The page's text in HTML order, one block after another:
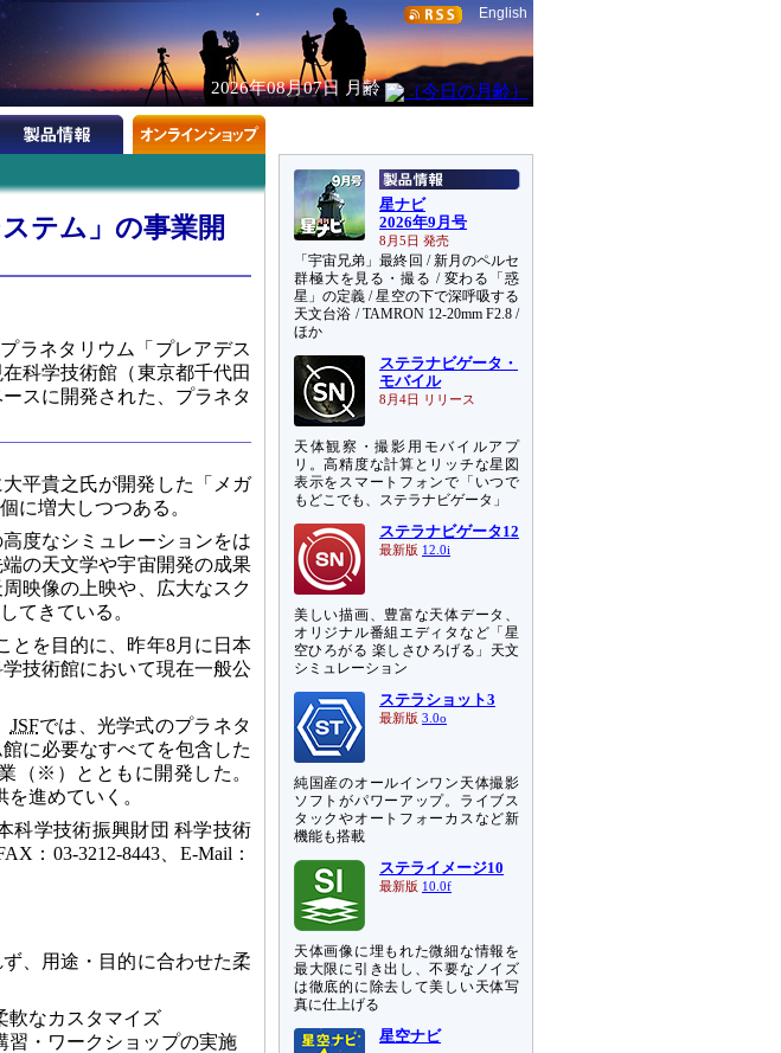
English
2026年08月07日 月齢
テム」の事業開
ラネタリウム「プレアデス
科学技術館（東京都千代田
スに開発された、プラネタ
平貴之氏が開発した「メガ
に増大しつつある。
度なシミュレーションをは
の天文学や宇宙開発の成果
映像の上映や、広大なスク
てきている。
とを目的に、昨年8月に日本
技術館において現在一般公
JSFでは、光学式のプラネタ
に必要なすべてを包含した
（※）とともに開発した。
進めていく。
科学技術振興財団 科学技術
：03-3212-8443、E-Mail：
、用途・目的に合わせた柔
軟なカスタマイズ
習・ワークショップの実施
星ナビ
2026年9月号
8月5日 発売
「宇宙兄弟」最終回 / 新月のペルセ
群極大を見る・撮る / 変わる「惑
星」の定義 / 星空の下で深呼吸する
天文台浴 / TAMRON 12-20mm F2.8 /
ほか
ステラナビゲータ・
モバイル
8月4日 リリース
天体観察・撮影用モバイルアプ
リ。高精度な計算とリッチな星図
表示をスマートフォンで「いつで
もどこでも、ステラナビゲータ」
ステラナビゲータ12
最新版 12.0i
美しい描画、豊富な天体データ、
オリジナル番組エディタなど「星
空ひろがる 楽しさひろげる」天文
シミュレーション
ステラショット3
最新版 3.0o
純国産のオールインワン天体撮影
ソフトがパワーアップ。ライブス
タックやオートフォーカスなど新
機能も搭載
ステライメージ10
最新版 10.0f
天体画像に埋もれた微細な情報を
最大限に引き出し、不要なノイズ
は徹底的に除去して美しい天体写
真に仕上げる
星空ナビ